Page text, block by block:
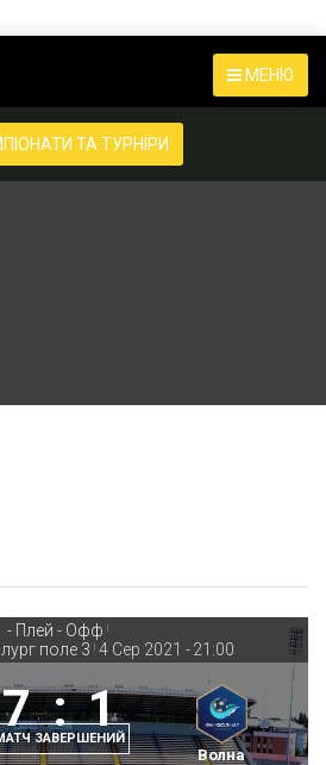
МЕНЮ
ТА ТУРНІРИ
- Плей - Офф |
поле 3 | 4 Сер 2021 - 21:00
7 : 1
ЗАВЕРШЕНИЙ
Волна